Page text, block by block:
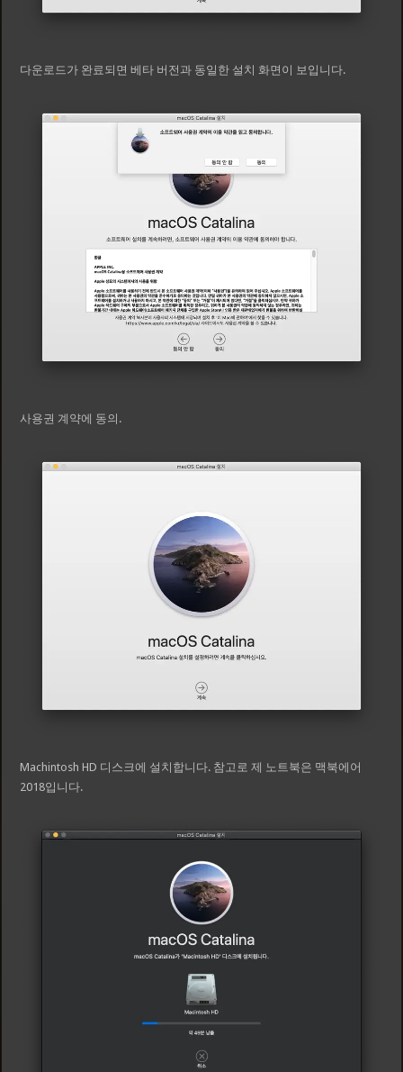
다운로드가 완료되면 베타 버전과 동일한 설치 화면이 보입니다.
사용권 계약에 동의.
Machintosh HD 디스크에 설치합니다. 참고로 제 노트북은 맥북에어
2018입니다.